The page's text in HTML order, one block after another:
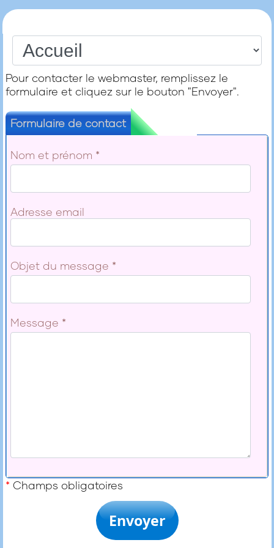
Pour contacter le webmaster, remplissez le
formulaire et cliquez sur le bouton "Envoyer".
Formulaire de contact
Nom et prénom *
Adresse email
Objet du message *
Message *
* Champs obligatoires
Envoyer